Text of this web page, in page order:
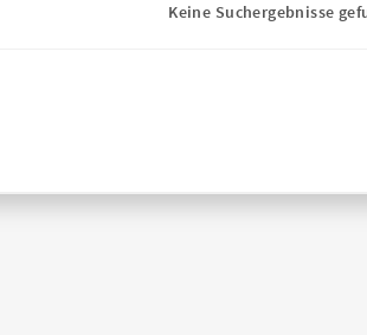
Keine Suchergebnisse